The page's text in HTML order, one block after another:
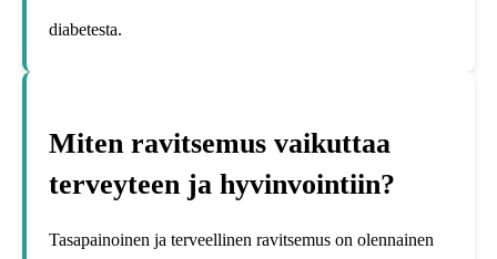
diabetesta.
Miten ravitsemus vaikuttaa
terveyteen ja hyvinvointiin?
Tasapainoinen ja terveellinen ravitsemus on olennainen